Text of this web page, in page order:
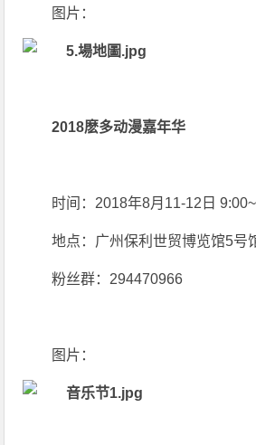
图片：
2018麽多动漫嘉年华
时间：2018年8月11-12日
地点：广州保利世贸博览馆5号
粉丝群：294470966
图片：